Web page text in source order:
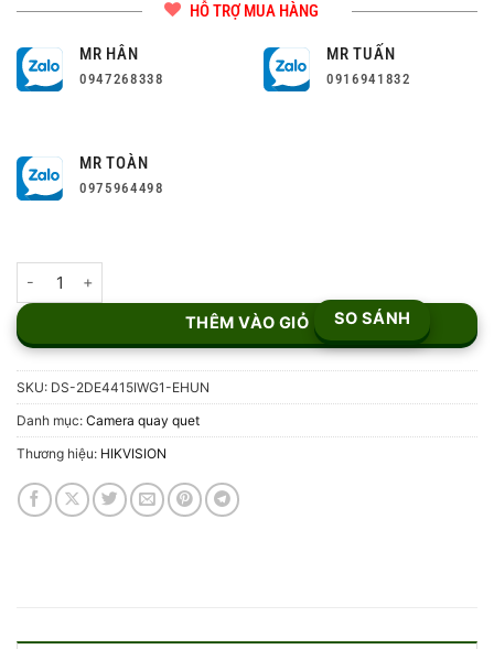
HỖ TRỢ MUA HÀNG
MR HÂN
0947268338
MR TUẤN
0916941832
MR TOÀN
0975964498
THÊM VÀO GIỎ SO SÁNH
SKU: DS-2DE4415IWG1-EHUN
Danh mục: Camera quay quet
Thương hiệu: HIKVISION